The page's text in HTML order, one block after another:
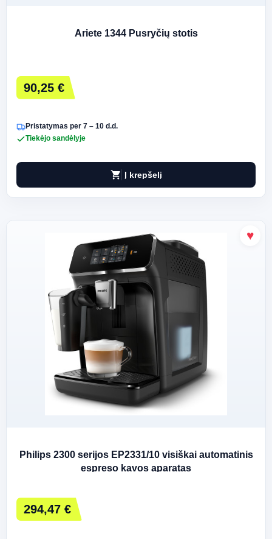
Ariete 1344 Pusryčių stotis
90,25 €
Pristatymas per 7 – 10 d.d.
Tiekėjo sandėlyje
shopping_cart Į krepšelį
Philips 2300 serijos EP2331/10 visiškai automatinis
espreso kavos aparatas
294,47 €